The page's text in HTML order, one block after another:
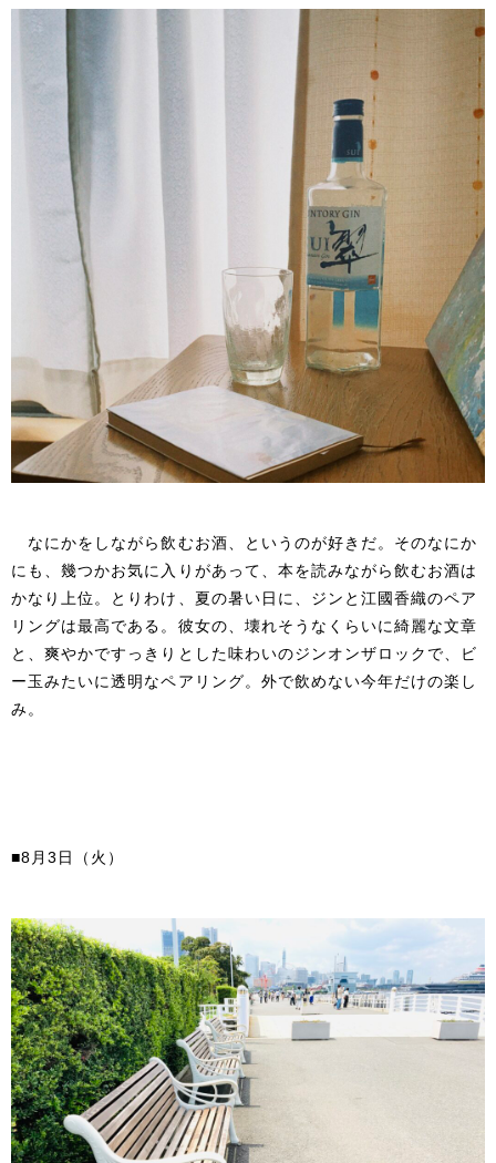
なにかをしながら飲むお酒、というのが好きだ。そのなにか
にも、幾つかお気に入りがあって、本を読みながら飲むお酒は
かなり上位。とりわけ、夏の暑い日に、ジンと江國香織のペア
リングは最高である。彼女の、壊れそうなくらいに綺麗な文章
と、爽やかですっきりとした味わいのジンオンザロックで、ビ
ー玉みたいに透明なペアリング。外で飲めない今年だけの楽し
み。
■8月3日（火）